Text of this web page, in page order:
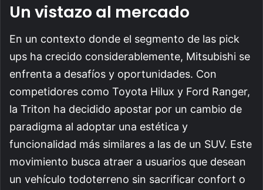
Un vistazo al mercado
En un contexto donde el segmento de las pick
ups ha crecido considerablemente, Mitsubishi se
enfrenta a desafíos y oportunidades. Con
competidores como Toyota Hilux y Ford Ranger,
la Triton ha decidido apostar por un cambio de
paradigma al adoptar una estética y
funcionalidad más similares a las de un SUV. Este
movimiento busca atraer a usuarios que desean
un vehículo todoterreno sin sacrificar confort o